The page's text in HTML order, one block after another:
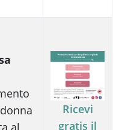
al
Ricevi
gratis il